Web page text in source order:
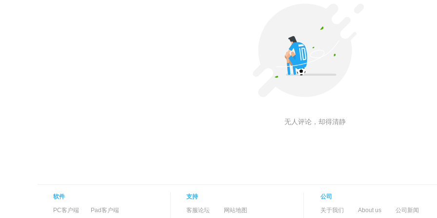
无人评论，却得清静
软件
PC客户端
Pad客户端
支持
客服论坛
网站地图
公司
关于我们
About us 公司新闻